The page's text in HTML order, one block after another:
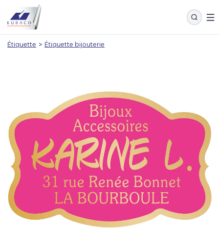
Étiquette > Étiquette bijouterie